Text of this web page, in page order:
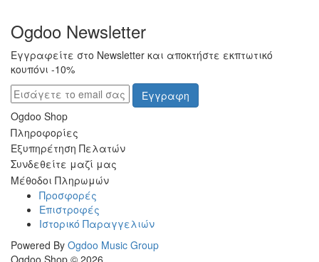
Ogdoo Newsletter
Εγγραφείτε στο Newsletter και αποκτήστε εκπτωτικό
κουπόνι -10%
Εγγραφη
Ogdoo Shop
Πληροφορίες
Εξυπηρέτηση Πελατών
Συνδεθείτε μαζί μας
Μέθοδοι Πληρωμών
Προσφορές
Επιστροφές
Ιστορικό Παραγγελιών
Powered By Ogdoo Music Group
Ogdoo Shop © 2026